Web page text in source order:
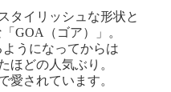
タイリッシュな形状と
GOA（ゴア）」。
うになってからは
ほどの人気ぶり。
愛されています。